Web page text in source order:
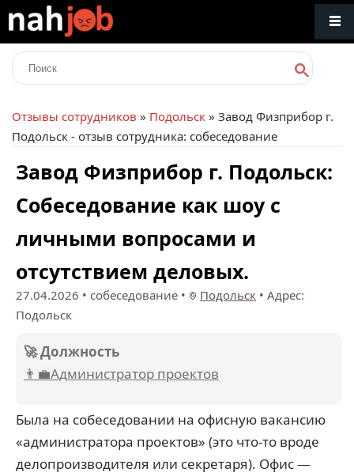
Отзывы сотрудников » Подольск » Завод Физприбор г.
Подольск - отзыв сотрудника: собеседование
Завод Физприбор г. Подольск:
Собеседование как шоу с
личными вопросами и
отсутствием деловых.
27.04.2026 • собеседование • Подольск • Адрес:
Подольск
🚀 Должность
👨‍💼Администратор проектов
Была на собеседовании на офисную вакансию
«администратора проектов» (это что-то вроде
делопроизводителя или секретаря). Офис —